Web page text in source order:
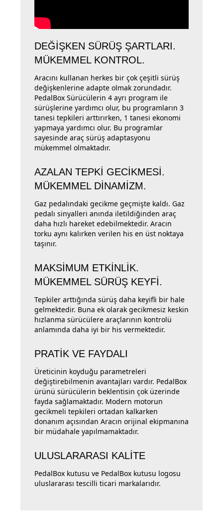
DEĞİŞKEN SÜRÜŞ ŞARTLARI.
MÜKEMMEL KONTROL.
Aracını kullanan herkes bir çok çeşitli sürüş
değişkenlerine adapte olmak zorundadır.
PedalBox Sürücülerin 4 ayrı program ile
sürüşlerine yardımcı olur, bu programların 3
tanesi tepkileri arttırırken, 1 tanesi ekonomi
yapmaya yardımcı olur. Bu programlar
sayesinde araç sürüş adaptasyonu
mükemmel olmaktadır.
AZALAN TEPKİ GECİKMESİ.
MÜKEMMEL DİNAMİZM.
Gaz pedalındaki gecikme geçmişte kaldı. Gaz
pedalı sinyalleri anında iletildiğinden araç
daha hızlı hareket edebilmektedir. Aracın
torku aynı kalırken verilen his en üst noktaya
taşınır.
MAKSİMUM ETKİNLİK.
MÜKEMMEL SÜRÜŞ KEYFİ.
Tepkiler arttığında sürüş daha keyifli bir hale
gelmektedir. Buna ek olarak gecikmesiz keskin
hızlanma sürücülere araçlarının kontrolü
anlamında daha iyi bir his vermektedir.
PRATİK VE FAYDALI
Üreticinin koyduğu parametreleri
değiştirebilmenin avantajları vardır. PedalBox
ürünü sürücülerin beklentisin çok üzerinde
fayda sağlamaktadır. Modern motorun
gecikmeli tepkileri ortadan kalkarken
donanım açısından Aracın orijinal ekipmanına
bir müdahale yapılmamaktadır.
ULUSLARARASI KALİTE
PedalBox kutusu ve PedalBox kutusu logosu
uluslararası tescilli ticari markalarıdır.